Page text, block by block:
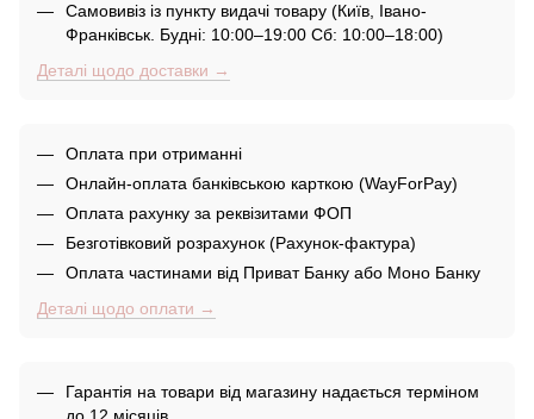
Самовивіз із пункту видачі товару (Київ, Івано-
Франківськ. Будні: 10:00–19:00 Сб: 10:00–18:00)
Деталі щодо доставки →
Оплата при отриманні
Онлайн-оплата банківською карткою (WayForPay)
Оплата рахунку за реквізитами ФОП
Безготівковий розрахунок (Рахунок-фактура)
Оплата частинами від Приват Банку або Моно Банку
Деталі щодо оплати →
Гарантія на товари від магазину надається терміном